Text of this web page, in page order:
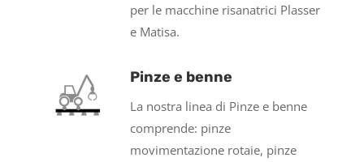
per le macchine risanatrici Plasser
e Matisa.
Pinze e benne
La nostra linea di Pinze e benne
comprende: pinze
movimentazione rotaie, pinze